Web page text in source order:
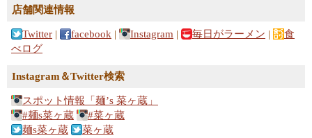
店舗関連情報
Twitter | facebook | Instagram | 毎日がラーメン |
食
べログ
Instagram＆Twitter検索
スポット情報「麺’s 菜ヶ蔵」
#麺s菜ヶ蔵
#菜ヶ蔵
麺s菜ヶ蔵
菜ヶ蔵